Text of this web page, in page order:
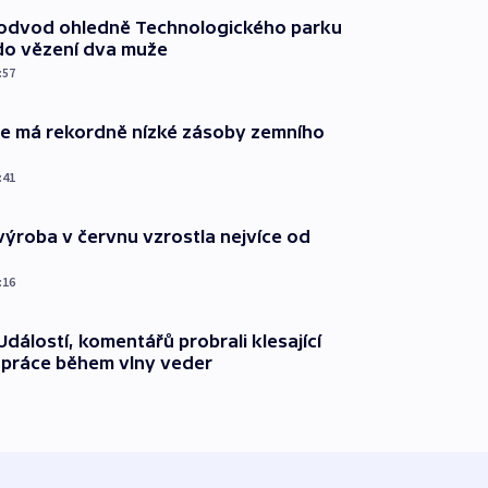
ohledně Technologického parku
vězení dva muže
má rekordně nízké zásoby zemního
v červnu vzrostla nejvíce od
komentářů probrali klesající
během vlny veder